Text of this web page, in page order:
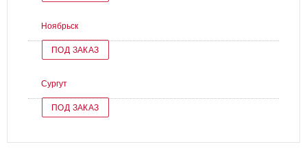
Ноябрьск
ПОД ЗАКАЗ
Сургут
ПОД ЗАКАЗ